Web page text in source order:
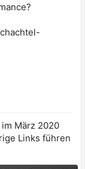
im März 2020
Links führen